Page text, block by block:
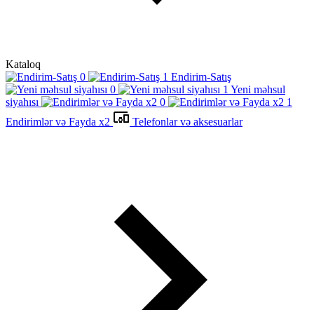
Kataloq
Endirim-Satış
Yeni məhsul
siyahısı
Endirimlər və Fayda x2
Telefonlar və aksesuarlar